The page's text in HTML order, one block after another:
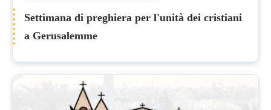
Settimana di preghiera per l'unità dei cristiani
a Gerusalemme